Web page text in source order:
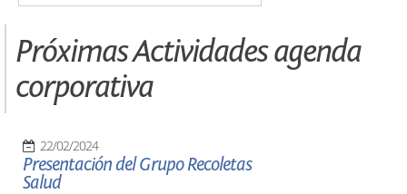
Próximas Actividades agenda
corporativa
22/02/2024
Presentación del Grupo Recoletas
Salud